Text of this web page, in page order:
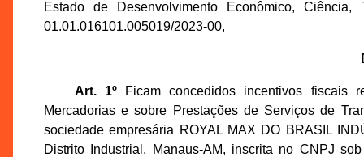
Estado de Desenvolvimento Econômico,
01.01.016101.005019/2023-00,
Art. 1ºFicam concedidos incentivos fiscais
Mercadorias e sobre Prestações de Serviços de
sociedade empresária ROYAL MAX DO BRASIL
Distrito Industrial, Manaus-AM, inscrita no CNPJ